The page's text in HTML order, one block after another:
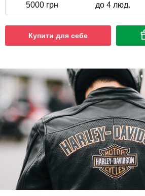
5000 грн до 4 люд.
Купити для себе